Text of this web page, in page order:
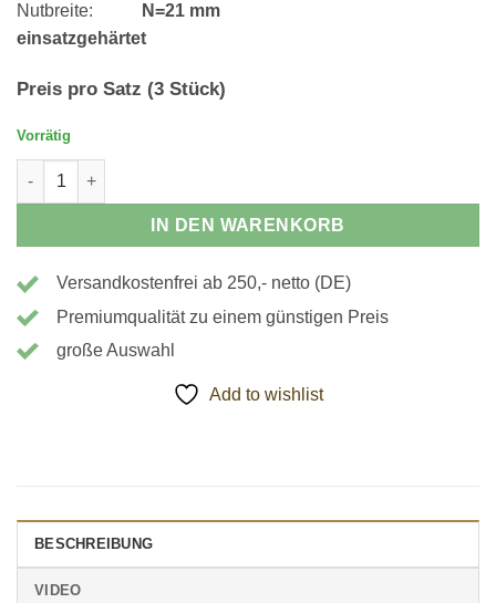
Nutbreite:
N=21 mm
einsatzgehärtet
Preis pro Satz (3 Stück)
Vorrätig
113524 - Krallenbacken, Stangenspannung Menge
IN DEN WARENKORB
Versandkostenfrei ab 250,- netto (DE)
Premiumqualität zu einem günstigen Preis
große Auswahl
Add to wishlist
BESCHREIBUNG
VIDEO